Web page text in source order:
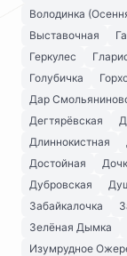
Володинка
Выставочная
Геркулес
Голубичка
Дар
Дегтярёвская
Длиннокистная
Достойная
Дубровская
Забайкалочка
Зелёная Дымка
Изумрудное